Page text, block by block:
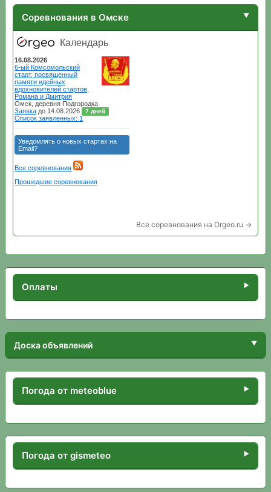
Соревнования в Омске
Все соревнования на Orgeo.ru →
Оплаты
Доска объявлений
Погода от meteoblue
Погода от gismeteo